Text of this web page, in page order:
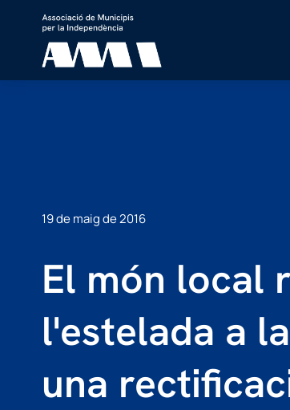
19 de maig de 2016
El món local
l'estelada a
una